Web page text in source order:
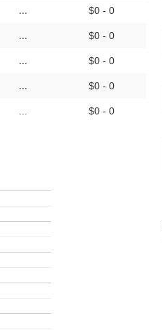
... $0 - 0
... $0 - 0
... $0 - 0
... $0 - 0
$0 - 0